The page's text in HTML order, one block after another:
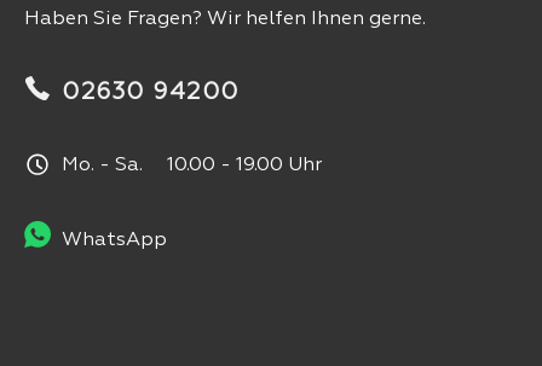
Haben Sie Fragen? Wir helfen Ihnen gerne.
02630 94200
Mo. - Sa. 10.00 - 19.00 Uhr
WhatsApp